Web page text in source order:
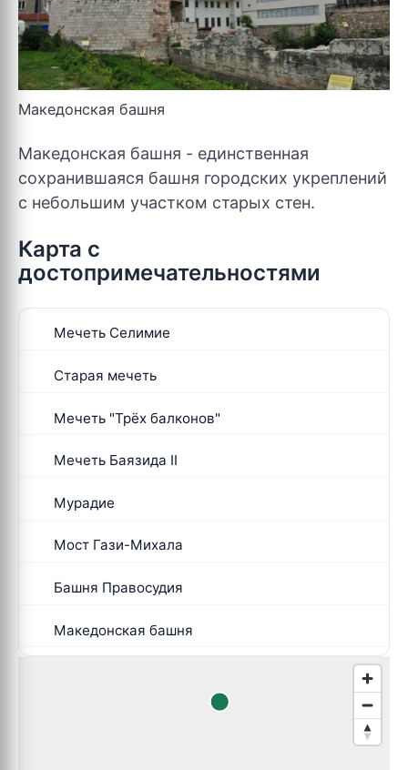
Македонская башня
Македонская башня - единственная
сохранившаяся башня городских укреплений
с небольшим участком старых стен.
Карта с
достопримечательностями
Мечеть Селимие
Старая мечеть
Мечеть "Трёх балконов"
Мечеть Баязида II
Мурадие
Мост Гази-Михала
Башня Правосудия
Македонская башня